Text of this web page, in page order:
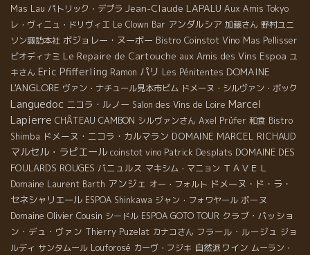
Mas Lau パトリック・デプラ Jean-Claude LAPALU Aux Amis Tokyo
レ・ヴィニュ・ドリヴィエ Le Clown Bar アンダルシア 加藤さん 野村ユニ
ソン諏訪本社 ボジョレー・ヌーボー Bistro Coinstot Vino Mas Pellisser
ビオディナミ Le Repaire de Cartouche aux Amis des Vins Espoa ユ
キさん Eric Pfifferling Ramon パリ Les Pénitentes DOMAINE
L'ANGLORE ヴァン・ナチュール見本市ビム ドメーヌ・シルヴァン・ボック
Languedoc ニコラ・ルノー Salon des Vins de Loire Marcel
Lapierre CHÂTEAU CAMBON シルヴァンさん Axel Prüfer 和食 Bistro
Shimba ドメーヌ・ニコラ・カルマラン DOMAINE MARCEL RICHAUD
マルセル・ラピエール coinstot vino Patrick Desplats DOMAINE DES
FOULARDS ROUGES バニュルス マキシム・マニョン ＴＡＶＥＬ
Domaine Laurent Barth アンジェ オー・フォルト ドメーヌ・ド・ラ・
セネシャリエール ESPOA Shinkawa ジャン・フォワヤール ボーヌ
Domaine Olivier Cousin シードル ESPOA GOTO TOUR クラブ・パッショ
ン・デュ・ヴァン Thierry Puzelat カナコさん フラール・ルージュ ジョ
ルディ サンタムール Louforosé カーヴ・フジキ 自然派ワイン ムーラン・